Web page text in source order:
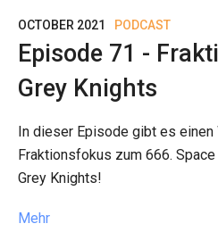
OCTOBER 2021 PODCAST
Episode 71 -
Grey Knights
In dieser Episode gibt es einen
Fraktionsfokus zum 666.
Grey Knights!
Mehr